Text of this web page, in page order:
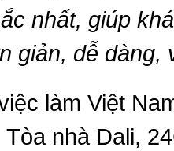
nhất, giúp
giản, dễ dàng,
làm Việt
Tòa nhà Dali,